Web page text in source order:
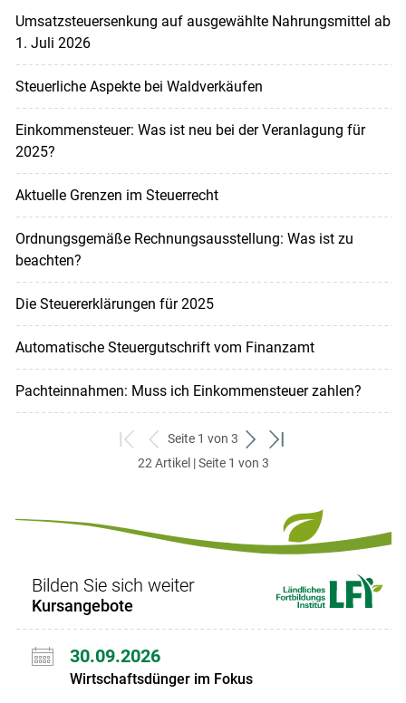
Umsatzsteuersenkung auf ausgewählte Nahrungsmittel ab
1. Juli 2026
Steuerliche Aspekte bei Waldverkäufen
Einkommensteuer: Was ist neu bei der Veranlagung für
2025?
Aktuelle Grenzen im Steuerrecht
Ordnungsgemäße Rechnungsausstellung: Was ist zu
beachten?
Die Steuererklärungen für 2025
Automatische Steuergutschrift vom Finanzamt
Pachteinnahmen: Muss ich Einkommensteuer zahlen?
zum
ersten
zurück
zum
Seite 1 von 3
weiter
zum
zum
22 Artikel | Seite 1 von 3
Bilden Sie sich weiter
Kursangebote
30.09.2026
Wirtschaftsdünger im Fokus